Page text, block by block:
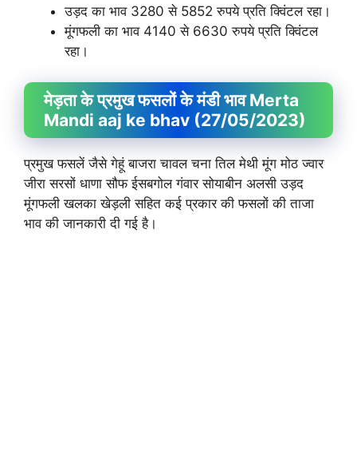
उड़द का भाव 3280 से 5852 रुपये प्रति क्विंटल रहा।
मूंगफली का भाव 4140 से 6630 रुपये प्रति क्विंटल
रहा।
मेड़ता के प्रमुख फसलों के मंडी भाव Merta
Mandi aaj ke bhav (27/05/2023)
प्रमुख फसलें जैसे गेहूं बाजरा चावल चना तिल मेथी मूंग मोठ ज्वार
जीरा सरसों धाणा सौफ ईसबगोल गंवार सोयाबीन अलसी उड़द
मूंगफली खलका खेड़ली सहित कई प्रकार की फसलों की ताजा
भाव की जानकारी दी गई है।